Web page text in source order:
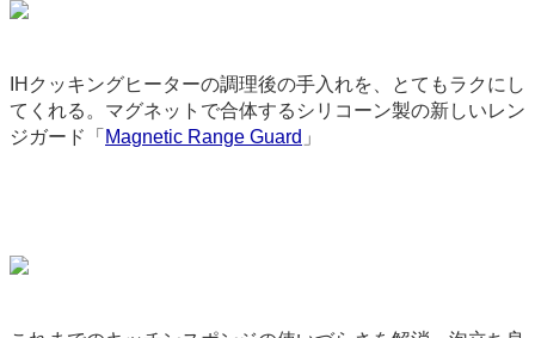
IHクッキングヒーターの調理後の手入れを、とてもラクにし
てくれる。マグネットで合体するシリコーン製の新しいレン
ジガード「 Magnetic Range Guard 」